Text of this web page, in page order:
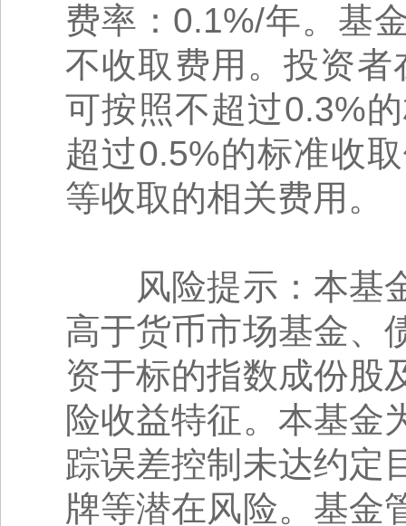
费率：0.1%/年。基
不收取费用。投资
可按照不超过0.3%
超过0.5%的标准收
等收取的相关费用。
风险提示：本基金
高于货币市场基金、
资于标的指数成份股
险收益特征。本基金
踪误差控制未达约定
牌等潜在风险。基金